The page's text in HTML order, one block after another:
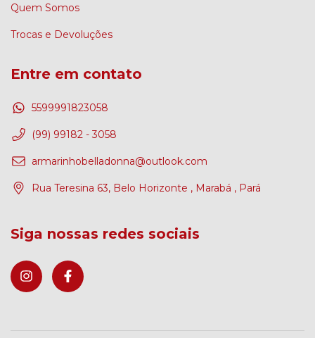
Quem Somos
Trocas e Devoluções
Entre em contato
5599991823058
(99) 99182 - 3058
armarinhobelladonna@outlook.com
Rua Teresina 63, Belo Horizonte , Marabá , Pará
Siga nossas redes sociais